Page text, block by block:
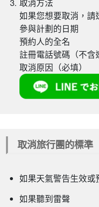
取消方法
如果您想要取消，
參與計劃的日期
預約人的全名
註冊電話號碼（不含
取消原因（必填）
取消旅行團的標準
如果天氣警告生效或
如果聽到雷聲